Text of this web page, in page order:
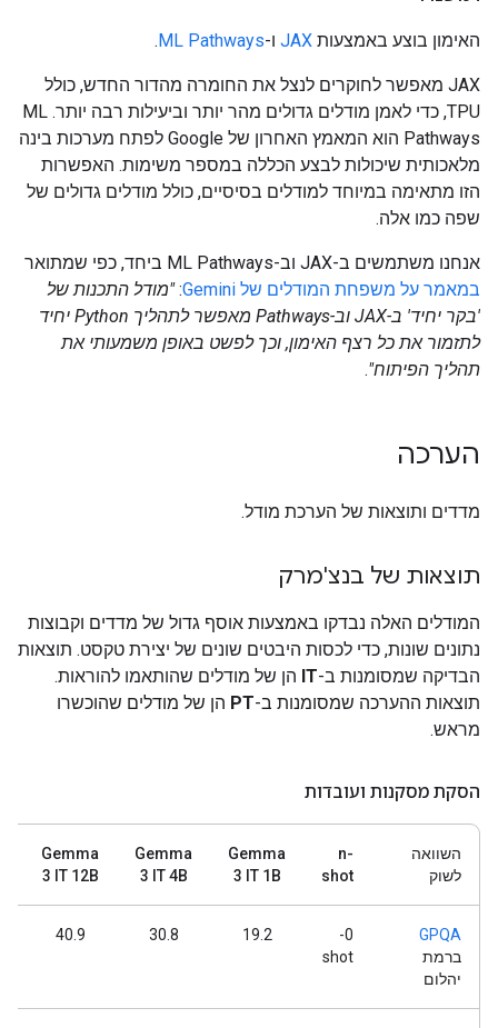
האימון בוצע באמצעות JAX ו-ML Pathways
.
JAX מאפשר לחוקרים לנצל את החומרה מהדור החדש, כולל
TPU, כדי לאמן מודלים גדולים מהר יותר וביעילות רבה יותר. ML
Pathways הוא המאמץ האחרון של Google לפתח מערכות בינה
מלאכותית שיכולות לבצע הכללה במספר משימות. האפשרות
הזו מתאימה במיוחד למודלים בסיסיים, כולל מודלים גדולים של
שפה כמו אלה.
אנחנו משתמשים ב-JAX וב-ML Pathways ביחד, כפי שמתואר
במאמר על משפחת המודלים של Gemini
:"מודל התכנות של
'בקר יחיד' ב-JAX וב-Pathways מאפשר לתהליך Python יחיד
לתזמור את כל רצף האימון, וכך לפשט באופן משמעותי את
תהליך הפיתוח".
הערכה
מדדים ותוצאות של הערכת מודל.
תוצאות של בנצ'מרק
המודלים האלה נבדקו באמצעות אוסף גדול של מדדים וקבוצות
נתונים שונות, כדי לכסות היבטים שונים של יצירת טקסט. תוצאות
הבדיקה שמסומנות ב-IT הן של מודלים שהותאמו להוראות.
תוצאות ההערכה שמסומנות ב-PT הן של מודלים שהוכשרו
מראש.
הסקת מסקנות ועובדות
השוואה
לשוק
n-
shot
Gemma
3 IT 1B
Gemma
3 IT 4B
Gemma
3 IT 12B
GPQA
ברמת
יהלום
0-
shot
19.2
30.8
40.9